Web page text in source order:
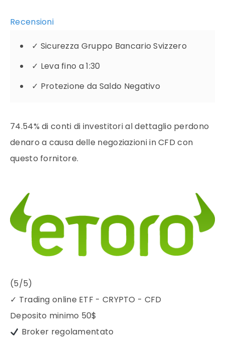
Recensioni
✓ Sicurezza Gruppo Bancario Svizzero
✓ Leva fino a 1:30
✓ Protezione da Saldo Negativo
74.54% di conti di investitori al dettaglio perdono
denaro a causa delle negoziazioni in CFD con
questo fornitore.
(5/5)
✓ Trading online ETF - CRYPTO - CFD
Deposito minimo 50$
Broker regolamentato